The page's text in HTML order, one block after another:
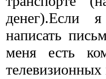
денег).Если
написать
меня есть